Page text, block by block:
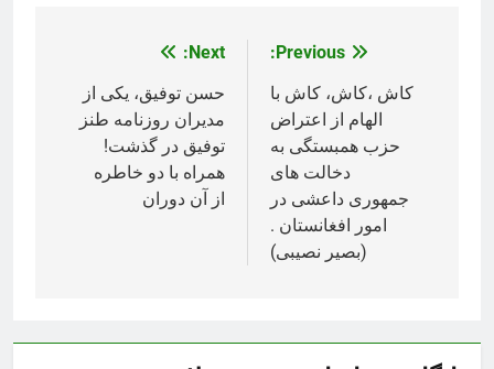
راهبری
نوشته
Previous:
کاش ،کاش، کاش با
الهام از اعتراض
حزب همبستگی به
دخالت های
جمهوری داعشی در
امور افغانستان .
(بصیر نصیبی)
Next:
حسن توفیق، یکی از
مدیران روزنامه طنز
توفیق در گذشت!
همراه با دو خاطره
از آن دوران